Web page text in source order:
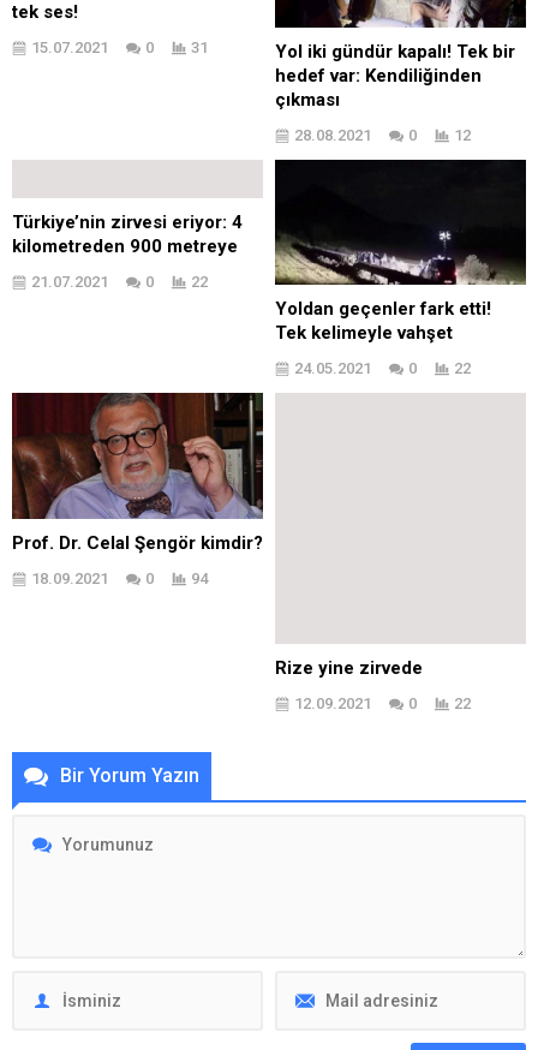
tek ses!
15.07.2021 0 31
Yol iki gündür kapalı! Tek bir
hedef var: Kendiliğinden
çıkması
28.08.2021 0 12
Türkiye’nin zirvesi eriyor: 4
kilometreden 900 metreye
21.07.2021 0 22
Yoldan geçenler fark etti!
Tek kelimeyle vahşet
24.05.2021 0 22
Prof. Dr. Celal Şengör kimdir?
18.09.2021 0 94
Rize yine zirvede
12.09.2021 0 22
Bir Yorum Yazın